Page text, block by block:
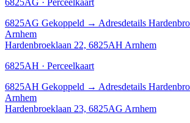
6825AG Gekoppeld → Adresdetails
Arnhem
Hardenbroeklaan 22, 6825AH Arnhem
6825AH · Perceelkaart
6825AH Gekoppeld → Adresdetails
Arnhem
Hardenbroeklaan 23, 6825AG Arnhem